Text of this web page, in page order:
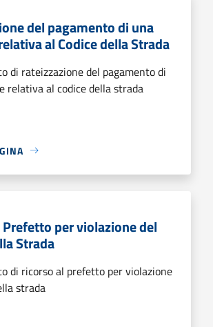
del pagamento di una
al Codice della Strada
di rateizzazione del pagamento di
relativa al codice della strada
Prefetto per violazione del
Strada
di ricorso al prefetto per violazione
strada